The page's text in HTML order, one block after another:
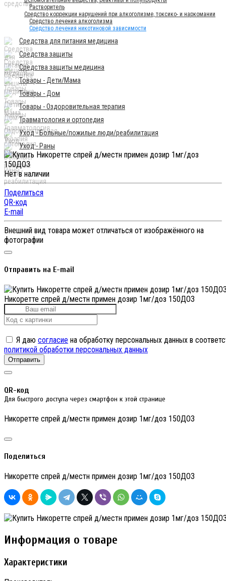
Растворитель
Средство коррекции нарушений при алкоголизме, токсико- и наркомании
Средство лечения алкоголизма
Средство лечения никотиновой зависимости
Средства для питания медицина
Средства защиты
Средства защиты медицина
Товары - Дети/Мама
Товары - Дом
Товары - Оздоровительная терапия
Травматология и ортопедия
Уход - Больные/пожилые люди/реабилитация
Уход - Раны
Нет в наличии
Поделиться
QR-код
E-mail
Внешний вид товара может отличаться от изображённого на
фотографии
Отправить на E-mail
Никоретте спрей д/местн примен дозир 1мг/доз 150ДОЗ
Я даю согласие на обработку персональных данных в
политикой обработки персональных данных
Отправить
QR-код
Для быстрого доступа через смартфон к этой странице
Никоретте спрей д/местн примен дозир 1мг/доз 150ДОЗ
Поделиться
Никоретте спрей д/местн примен дозир 1мг/доз 150ДОЗ
Информация о товаре
Характеристики